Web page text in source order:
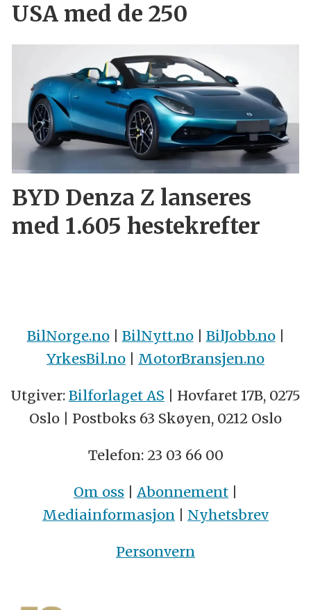
USA med de 250
BYD Denza Z lanseres
med 1.605 hestekrefter
BilNorge.no| BilNytt.no| BilJobb.no|
YrkesBil.no | MotorBransjen.no
Utgiver: Bilforlaget AS | Hovfaret 17B, 0275
Oslo | Postboks 63 Skøyen, 0212 Oslo
Telefon: 23 03 66 00
Om oss | Abonnement |
Mediainformasjon | Nyhetsbrev
Personvern